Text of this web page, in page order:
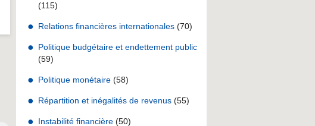
(115)
Relations financières internationales (70)
Politique budgétaire et endettement public
(59)
Politique monétaire (58)
Répartition et inégalités de revenus (55)
Instabilité financière (50)